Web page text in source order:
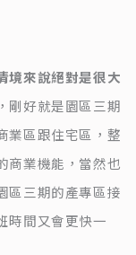
境來說絕對是很大
剛好就是園區三期
業區跟住宅區，整
商業機能，當然也
區三期的產專區接
時間又會更快一